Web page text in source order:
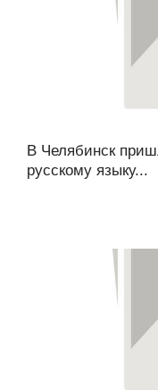
В Челябинск
русскому языку...